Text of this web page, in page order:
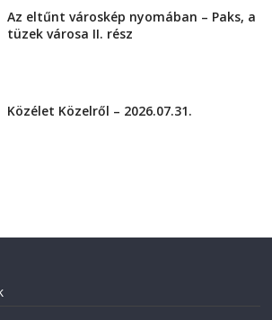
Az eltűnt városkép nyomában – Paks, a
tüzek városa II. rész
Közélet Közelről – 2026.07.31.